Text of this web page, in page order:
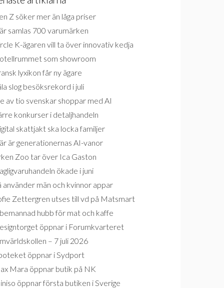
Z söker mer än låga priser
samlas 700 varumärken
K-ägaren vill ta över innovativ kedja
som showroom
lyxikon får ny ägare
slog besöksrekord i juli
av tio svenskar shoppar med AI
konkurser i detaljhandeln
skattjakt ska locka familjer
är generationernas AI-vanor
Zoo tar över Ica Gaston
ökade i juni
använder män och kvinnor appar
Zettergren utses till vd på Matsmart
hubb för mat och kaffe
öppnar i Forumkvarteret
– 7 juli 2026
öppnar i Sydport
Mara öppnar butik på NK
öppnar första butiken i Sverige